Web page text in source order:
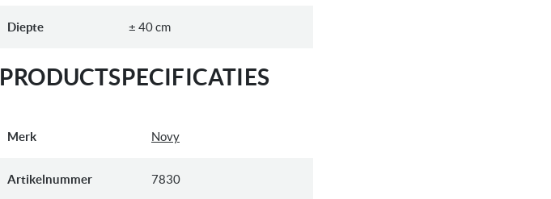
Diepte ± 40 cm
PRODUCTSPECIFICATIES
informatie
Merk Novy
Artikelnummer 7830